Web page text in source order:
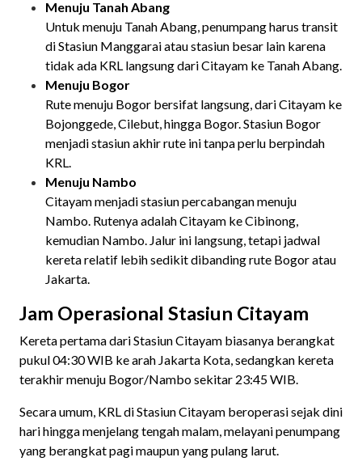
Menuju Tanah Abang
Untuk menuju Tanah Abang, penumpang harus transit
di Stasiun Manggarai atau stasiun besar lain karena
tidak ada KRL langsung dari Citayam ke Tanah Abang.
Menuju Bogor
Rute menuju Bogor bersifat langsung, dari Citayam ke
Bojonggede, Cilebut, hingga Bogor. Stasiun Bogor
menjadi stasiun akhir rute ini tanpa perlu berpindah
KRL.
Menuju Nambo
Citayam menjadi stasiun percabangan menuju
Nambo. Rutenya adalah Citayam ke Cibinong,
kemudian Nambo. Jalur ini langsung, tetapi jadwal
kereta relatif lebih sedikit dibanding rute Bogor atau
Jakarta.
Jam Operasional Stasiun Citayam
Kereta pertama dari Stasiun Citayam biasanya berangkat
pukul 04:30 WIB ke arah Jakarta Kota, sedangkan kereta
terakhir menuju Bogor/Nambo sekitar 23:45 WIB.
Secara umum, KRL di Stasiun Citayam beroperasi sejak dini
hari hingga menjelang tengah malam, melayani penumpang
yang berangkat pagi maupun yang pulang larut.